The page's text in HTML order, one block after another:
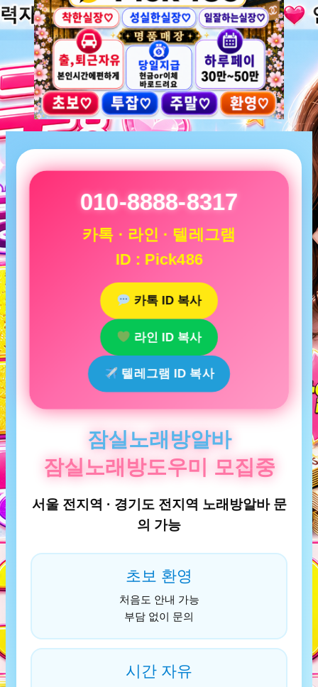
010-8888-8317
카톡 · 라인 · 텔레그램
ID : Pick486
카톡 ID 복사
라인 ID 복사
텔레그램 ID 복사
잠실노래방알바
잠실노래방도우미 모집중
서울 전지역 · 경기도 전지역 노래방알바 문
의 가능
초보 환영
처음도 안내 가능
부담 없이 문의
시간 자유